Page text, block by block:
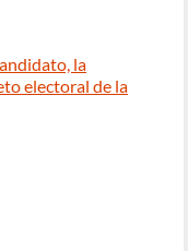
la
electoral de la